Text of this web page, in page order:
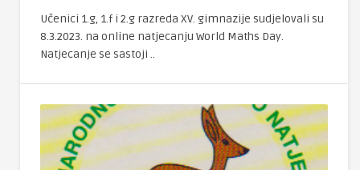
Učenici 1.g, 1.f i 2.g razreda XV. gimnazije sudjelovali su
8.3.2023. na online natjecanju World Maths Day.
Natjecanje se sastoji ..